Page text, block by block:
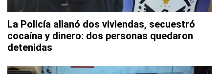
La Policía allanó dos viviendas, secuestró
cocaína y dinero: dos personas quedaron
detenidas